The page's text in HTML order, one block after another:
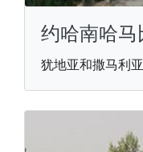
约哈南哈
犹地亚和撒马利亚